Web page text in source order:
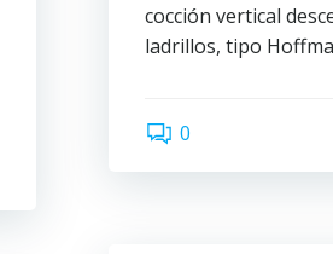
cocción vertical
ladrillos, tipo
0